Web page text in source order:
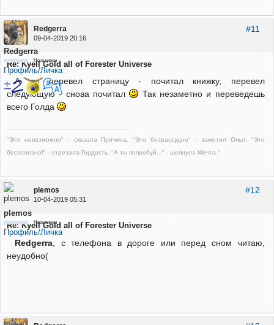
#11
Redgerra
09-04-2019 20:16
Redgerra
Неактивен
Профиль/Личка
Re: Kyell Gold all of Forester Universe
А ты перевел страницу - почитал книжку, перевел
следующую - снова почитал
Так незаметно и переведешь
всего Голда
"Это невозможно" - сказала Причина. "Это безрассудно" - заметил Опыт. "Это
бесполезно!" - отрезала Гордость. "А ты попробуй..." - шепнула Мечта."
#12
plemos
10-04-2019 05:31
plemos
Неактивен
Профиль/Личка
Re: Kyell Gold all of Forester Universe
Redgerra, с телефона в дороге или перед сном читаю,
неудобно(